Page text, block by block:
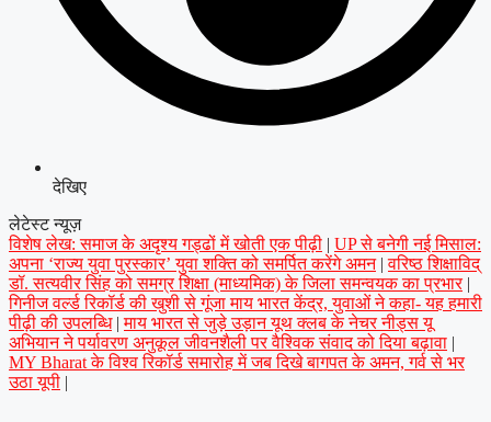
देखिए
लेटेस्ट न्यूज़
विशेष लेख: समाज के अदृश्य गड्ढों में खोती एक पीढ़ी | UP से बनेगी नई मिसाल:
अपना ‘राज्य युवा पुरस्कार’ युवा शक्ति को समर्पित करेंगे अमन | वरिष्ठ शिक्षाविद्
डॉ. सत्यवीर सिंह को समग्र शिक्षा (माध्यमिक) के जिला समन्वयक का प्रभार |
गिनीज वर्ल्ड रिकॉर्ड की खुशी से गूंजा माय भारत केंद्र, युवाओं ने कहा- यह हमारी
पीढ़ी की उपलब्धि | माय भारत से जुड़े उड़ान यूथ क्लब के नेचर नीड्स यू
अभियान ने पर्यावरण अनुकूल जीवनशैली पर वैश्विक संवाद को दिया बढ़ावा |
MY Bharat के विश्व रिकॉर्ड समारोह में जब दिखे बागपत के अमन, गर्व से भर
उठा यूपी |